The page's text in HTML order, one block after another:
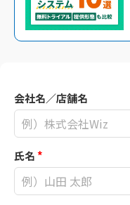
会社名／店舗名
氏名*